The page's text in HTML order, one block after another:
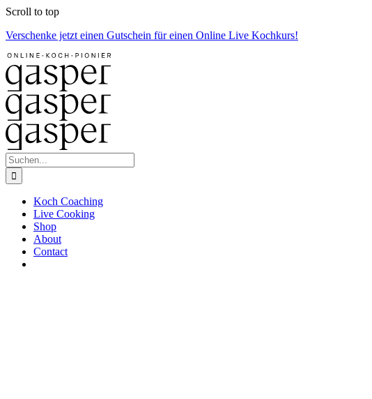
Zum
springen
Scroll to top
Verschenke jetzt einen Gutschein für einen Online Live Kochkurs!
Suche
nach:
Koch Coaching
Live Cooking
Shop
About
Contact